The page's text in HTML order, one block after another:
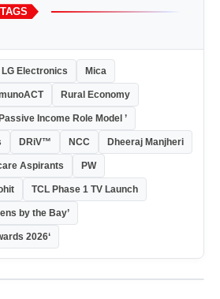
TAGS
LG Electronics Mica
Rural Economy
Income Role Model ’
DRiV™ NCC Dheeraj Manjheri
Aspirants PW
TCL Phase 1 TV Launch
by the Bay’
2026‘